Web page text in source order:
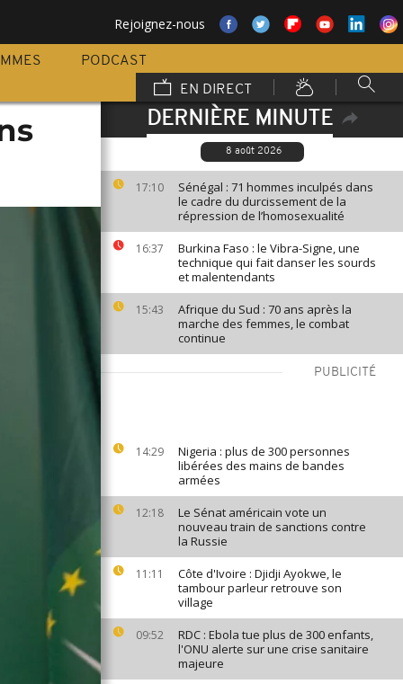
Rejoignez-nous
PODCAST
EN DIRECT
DERNIÈRE MINUTE
8 août 2026
17:10
Sénégal : 71 hommes inculpés dans
le cadre du durcissement de la
répression de l’homosexualité
16:37
Burkina Faso : le Vibra-Signe, une
technique qui fait danser les sourds
et malentendants
15:43
Afrique du Sud : 70 ans après la
marche des femmes, le combat
continue
PUBLICITÉ
14:29
Nigeria : plus de 300 personnes
libérées des mains de bandes
armées
12:18
Le Sénat américain vote un
nouveau train de sanctions contre
la Russie
11:11
Côte d'Ivoire : Djidji Ayokwe, le
tambour parleur retrouve son
village
09:52
RDC : Ebola tue plus de 300 enfants,
l'ONU alerte sur une crise sanitaire
majeure